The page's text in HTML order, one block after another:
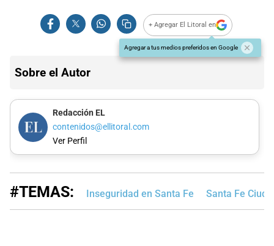
+ Agregar El Litoral en
Agregar a tus medios preferidos en Google
Sobre el Autor
Redacción EL
contenidos@ellitoral.com
Ver Perfil
#TEMAS: Inseguridad en Santa Fe Santa Fe